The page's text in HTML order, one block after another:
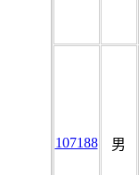
107188 男